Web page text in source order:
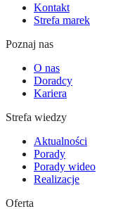
Kontakt
Strefa marek
Poznaj nas
O nas
Doradcy
Kariera
Strefa wiedzy
Aktualności
Porady
Porady wideo
Realizacje
Oferta